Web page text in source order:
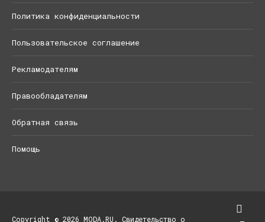
Политика конфиденциальности
Пользовательское соглашение
Рекламодателям
Правообладателям
Обратная связь
Помощь
Copyright © 2026 MODA.RU. Свидетельство о